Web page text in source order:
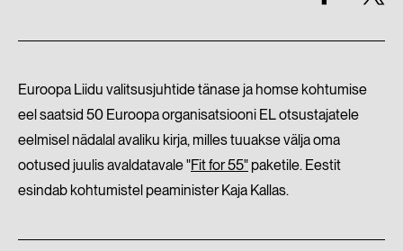
Euroopa Liidu valitsusjuhtide tänase ja homse kohtumise
eel saatsid 50 Euroopa organisatsiooni EL otsustajatele
eelmisel nädalal avaliku kirja, milles tuuakse välja oma
ootused juulis avaldatavale "Fit for 55" paketile. Eestit
esindab kohtumistel peaminister Kaja Kallas.